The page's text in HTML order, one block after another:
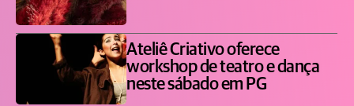
Ateliê Criativo oferece
workshop de teatro e dança
neste sábado em PG